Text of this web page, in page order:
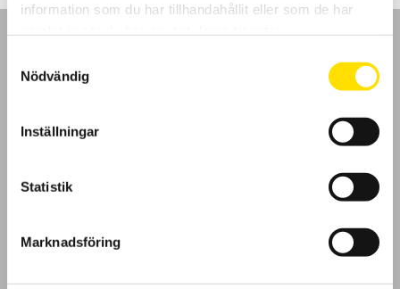
information som du har tillhandahållit eller som de har
Nödvändig
Inställningar
Statistik
Marknadsföring